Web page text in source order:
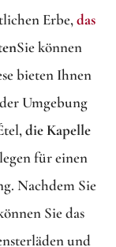
Erbe, das
Sie können
bieten Ihnen
Umgebung
die Kapelle
für einen
Nachdem Sie
Sie das
und